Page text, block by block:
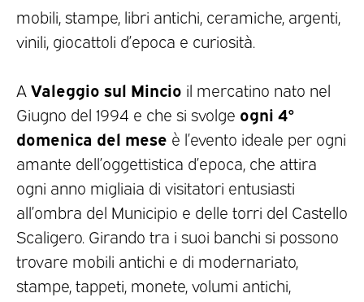
mobili, stampe, libri antichi, ceramiche, argenti,
vinili, giocattoli d’epoca e curiosità.
A Valeggio sul Mincio il mercatino nato nel
Giugno del 1994 e che si svolge ogni 4°
domenica del mese è l’evento ideale per ogni
amante dell’oggettistica d’epoca, che attira
ogni anno migliaia di visitatori entusiasti
all’ombra del Municipio e delle torri del Castello
Scaligero. Girando tra i suoi banchi si possono
trovare mobili antichi e di modernariato,
stampe, tappeti, monete, volumi antichi,